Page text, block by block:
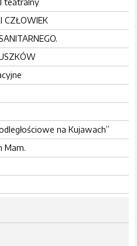
teatralny
CZŁOWIEK
na Kujawach”
Mam.